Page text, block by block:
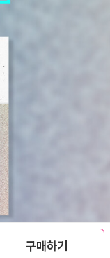
구매하기
없어졌지만 말이죠.
타깝다.’ 라는 생각
흥미를 갖고 많은 정